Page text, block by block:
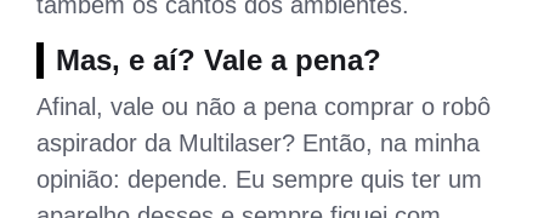
Mas, e aí? Vale a pena?
Afinal, vale ou não a pena comprar o robô
aspirador da Multilaser? Então, na minha
opinião: depende. Eu sempre quis ter um